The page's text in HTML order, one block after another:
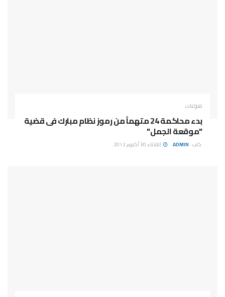
منوعات
بدء محاكمة 24 متهماً من رموز نظام مبارك فى قضية
"موقعة الجمل"
كتب : ADMIN الثلاثاء 30 أكتوبر 2012